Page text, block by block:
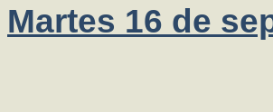
Martes 16 de